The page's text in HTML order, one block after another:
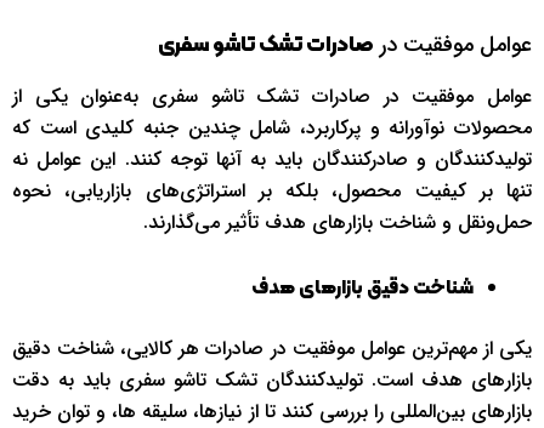
عوامل موفقیت در صادرات تشک تاشو سفری
عوامل موفقیت در صادرات تشک تاشو سفری به‌عنوان یکی از
محصولات نوآورانه و پرکاربرد، شامل چندین جنبه کلیدی است که
تولیدکنندگان و صادرکنندگان باید به آنها توجه کنند. این عوامل نه
تنها بر کیفیت محصول، بلکه بر استراتژی‌های بازاریابی، نحوه
حمل‌ونقل و شناخت بازارهای هدف تأثیر می‌گذارند.
شناخت دقیق بازارهای هدف
یکی از مهم‌ترین عوامل موفقیت در صادرات هر کالایی، شناخت دقیق
بازارهای هدف است. تولیدکنندگان تشک تاشو سفری باید به دقت
بازارهای بین‌المللی را بررسی کنند تا از نیازها، سلیقه‌ ها، و توان خرید